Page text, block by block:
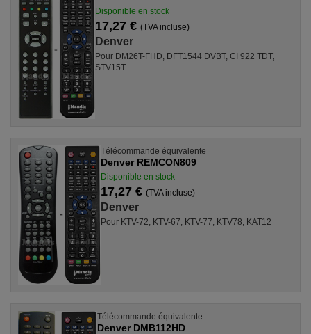
Disponible en stock
17,27 €(TVA incluse)
Denver
Pour DM26T-FHD, DFT1544 DVBT, CI 922 TDT,
STV15T
Télécommande équivalente
Denver REMCON809
Disponible en stock
17,27 €(TVA incluse)
Denver
Pour KTV-72, KTV-67, KTV-77, KTV78, KAT12
Télécommande équivalente
Denver DMB112HD